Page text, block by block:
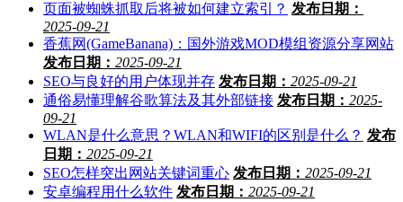
页面被蜘蛛抓取后将被如何建立索引？ 发布日期：
2025-09-21
香蕉网(GameBanana)：国外游戏MOD模组资源分享网站
发布日期： 2025-09-21
SEO与良好的用户体现并存 发布日期： 2025-09-21
通俗易懂理解谷歌算法及其外部链接 发布日期： 2025-
09-21
WLAN是什么意思？WLAN和WIFI的区别是什么？ 发布
日期： 2025-09-21
SEO怎样突出网站关键词重心 发布日期： 2025-09-21
安卓编程用什么软件 发布日期： 2025-09-21